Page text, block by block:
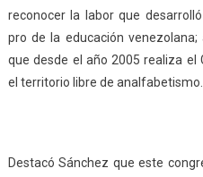
reconocer la labor que
pro de la educación
que desde el año 2005 realiza el
el territorio libre de analfabetismo.
Destacó Sánchez que este